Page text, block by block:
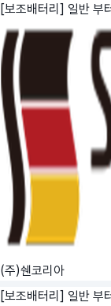
[보조배터리] 일반 부
(주)쉔코리아
[보조배터리] 일반 부